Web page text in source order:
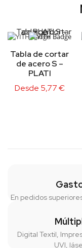
Tabla de cortar
de acero S –
PLATI
Desde 5,77€
En pedidos
Digital Textil,
UVI,